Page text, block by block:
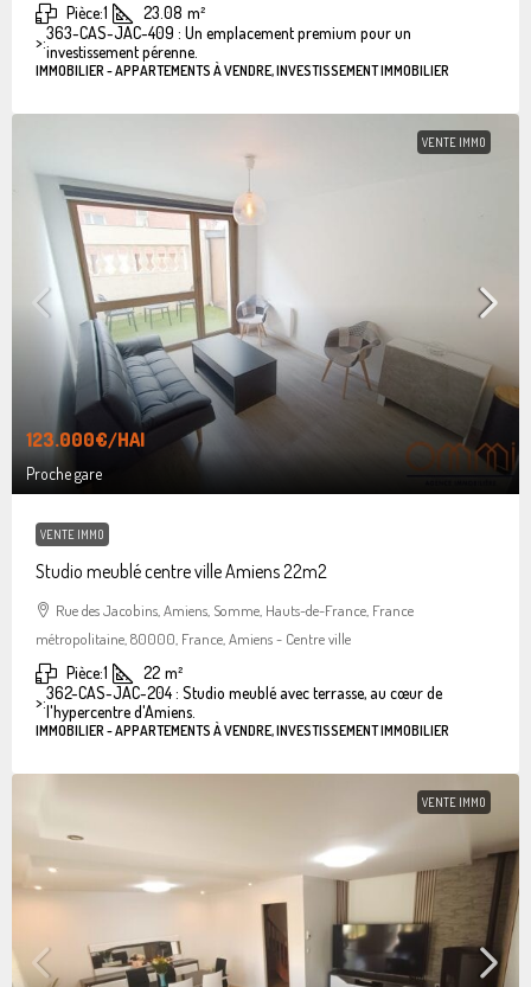
Pièce:1 23.08 m²
>:363-CAS-JAC-409 : Un emplacement premium pour un
investissement pérenne.
IMMOBILIER - APPARTEMENTS À VENDRE, INVESTISSEMENT IMMOBILIER
VENTE IMMO
123.000€/HAI
Proche gare
VENTE IMMO
Studio meublé centre ville Amiens 22m2
Rue des Jacobins, Amiens, Somme, Hauts-de-France, France
métropolitaine, 80000, France, Amiens - Centre ville
Pièce:1 22 m²
>:362-CAS-JAC-204 : Studio meublé avec terrasse, au cœur de
l'hypercentre d'Amiens.
IMMOBILIER - APPARTEMENTS À VENDRE, INVESTISSEMENT IMMOBILIER
VENTE IMMO